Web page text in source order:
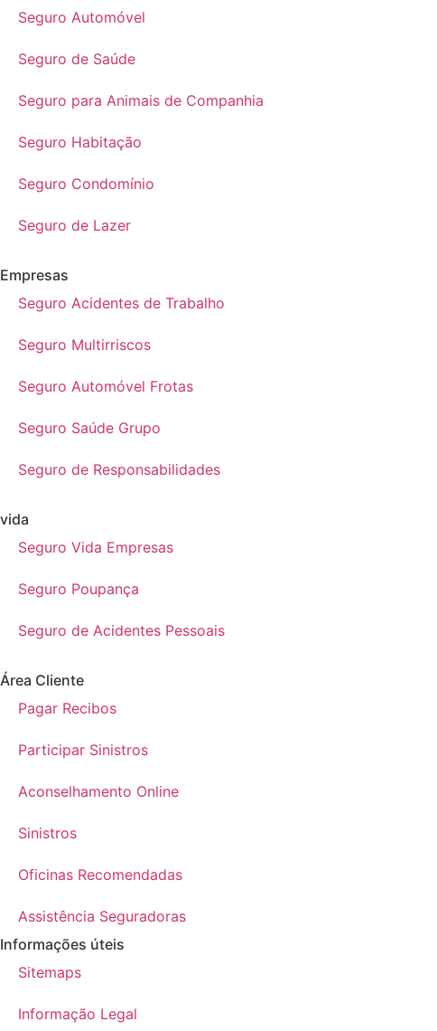
Seguro Automóvel
Seguro de Saúde
Seguro para Animais de Companhia
Seguro Habitação
Seguro Condomínio
Seguro de Lazer
Empresas
Seguro Acidentes de Trabalho
Seguro Multirriscos
Seguro Automóvel Frotas
Seguro Saúde Grupo
Seguro de Responsabilidades
vida
Seguro Vida Empresas
Seguro Poupança
Seguro de Acidentes Pessoais
Área Cliente
Pagar Recibos
Participar Sinistros
Aconselhamento Online
Sinistros
Oficinas Recomendadas
Assistência Seguradoras
Informações úteis
Sitemaps
Informação Legal